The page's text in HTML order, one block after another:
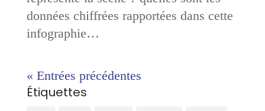
données chiffrées rapportées dans cette
infographie…
« Entrées précédentes
Étiquettes